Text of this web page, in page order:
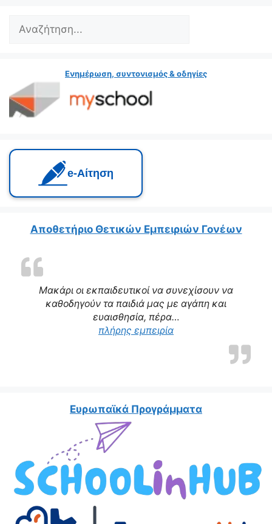
Ενημέρωση, συντονισμός & οδηγίες
e‑Αίτηση
Μακάρι οι εκπαιδευτικοί να συνεχίσουν να
καθοδηγούν τα παιδιά μας με αγάπη και
ευαισθησία, πέρα…
πλήρης εμπειρία
Αποθετήριο Θετικών Εμπειριών Γονέων
Ευρωπαϊκά Προγράμματα